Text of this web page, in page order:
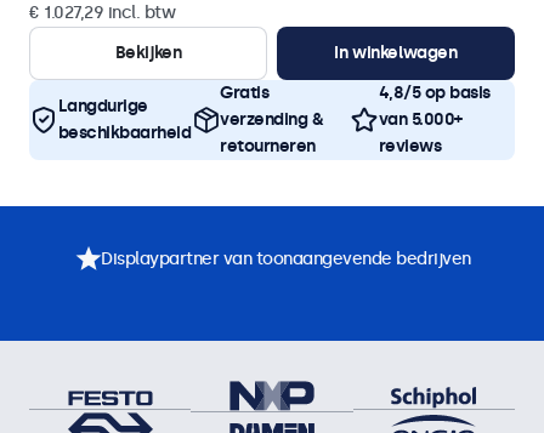
€ 1.027,29 incl. btw
Bekijken
In winkelwagen
Langdurige
beschikbaarheid
Gratis
verzending &
retourneren
4,8/5 op basis
van 5.000+
reviews
Displaypartner van toonaangevende bedrijven